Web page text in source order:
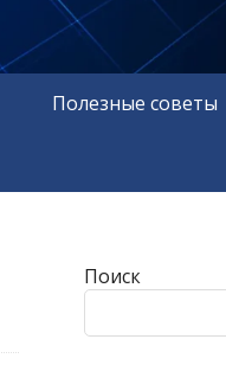
Полезные советы
Поиск